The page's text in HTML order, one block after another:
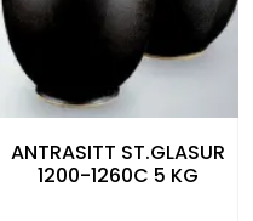
ANTRASITT ST.GLASUR
1200-1260C 5 KG